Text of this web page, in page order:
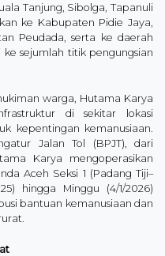
Tanjung, Sibolga, Tapanuli
ke Kabupaten Pidie Jaya,
Peudada, serta ke daerah
sejumlah titik pengungsian
warga, Hutama Karya
di sekitar lokasi
kepentingan kemanusiaan.
Jalan Tol (BPJT), dari
Karya mengoperasikan
Aceh Seksi 1 (Padang Tiji–
hingga Minggu (4/1/2026)
bantuan kemanusiaan dan